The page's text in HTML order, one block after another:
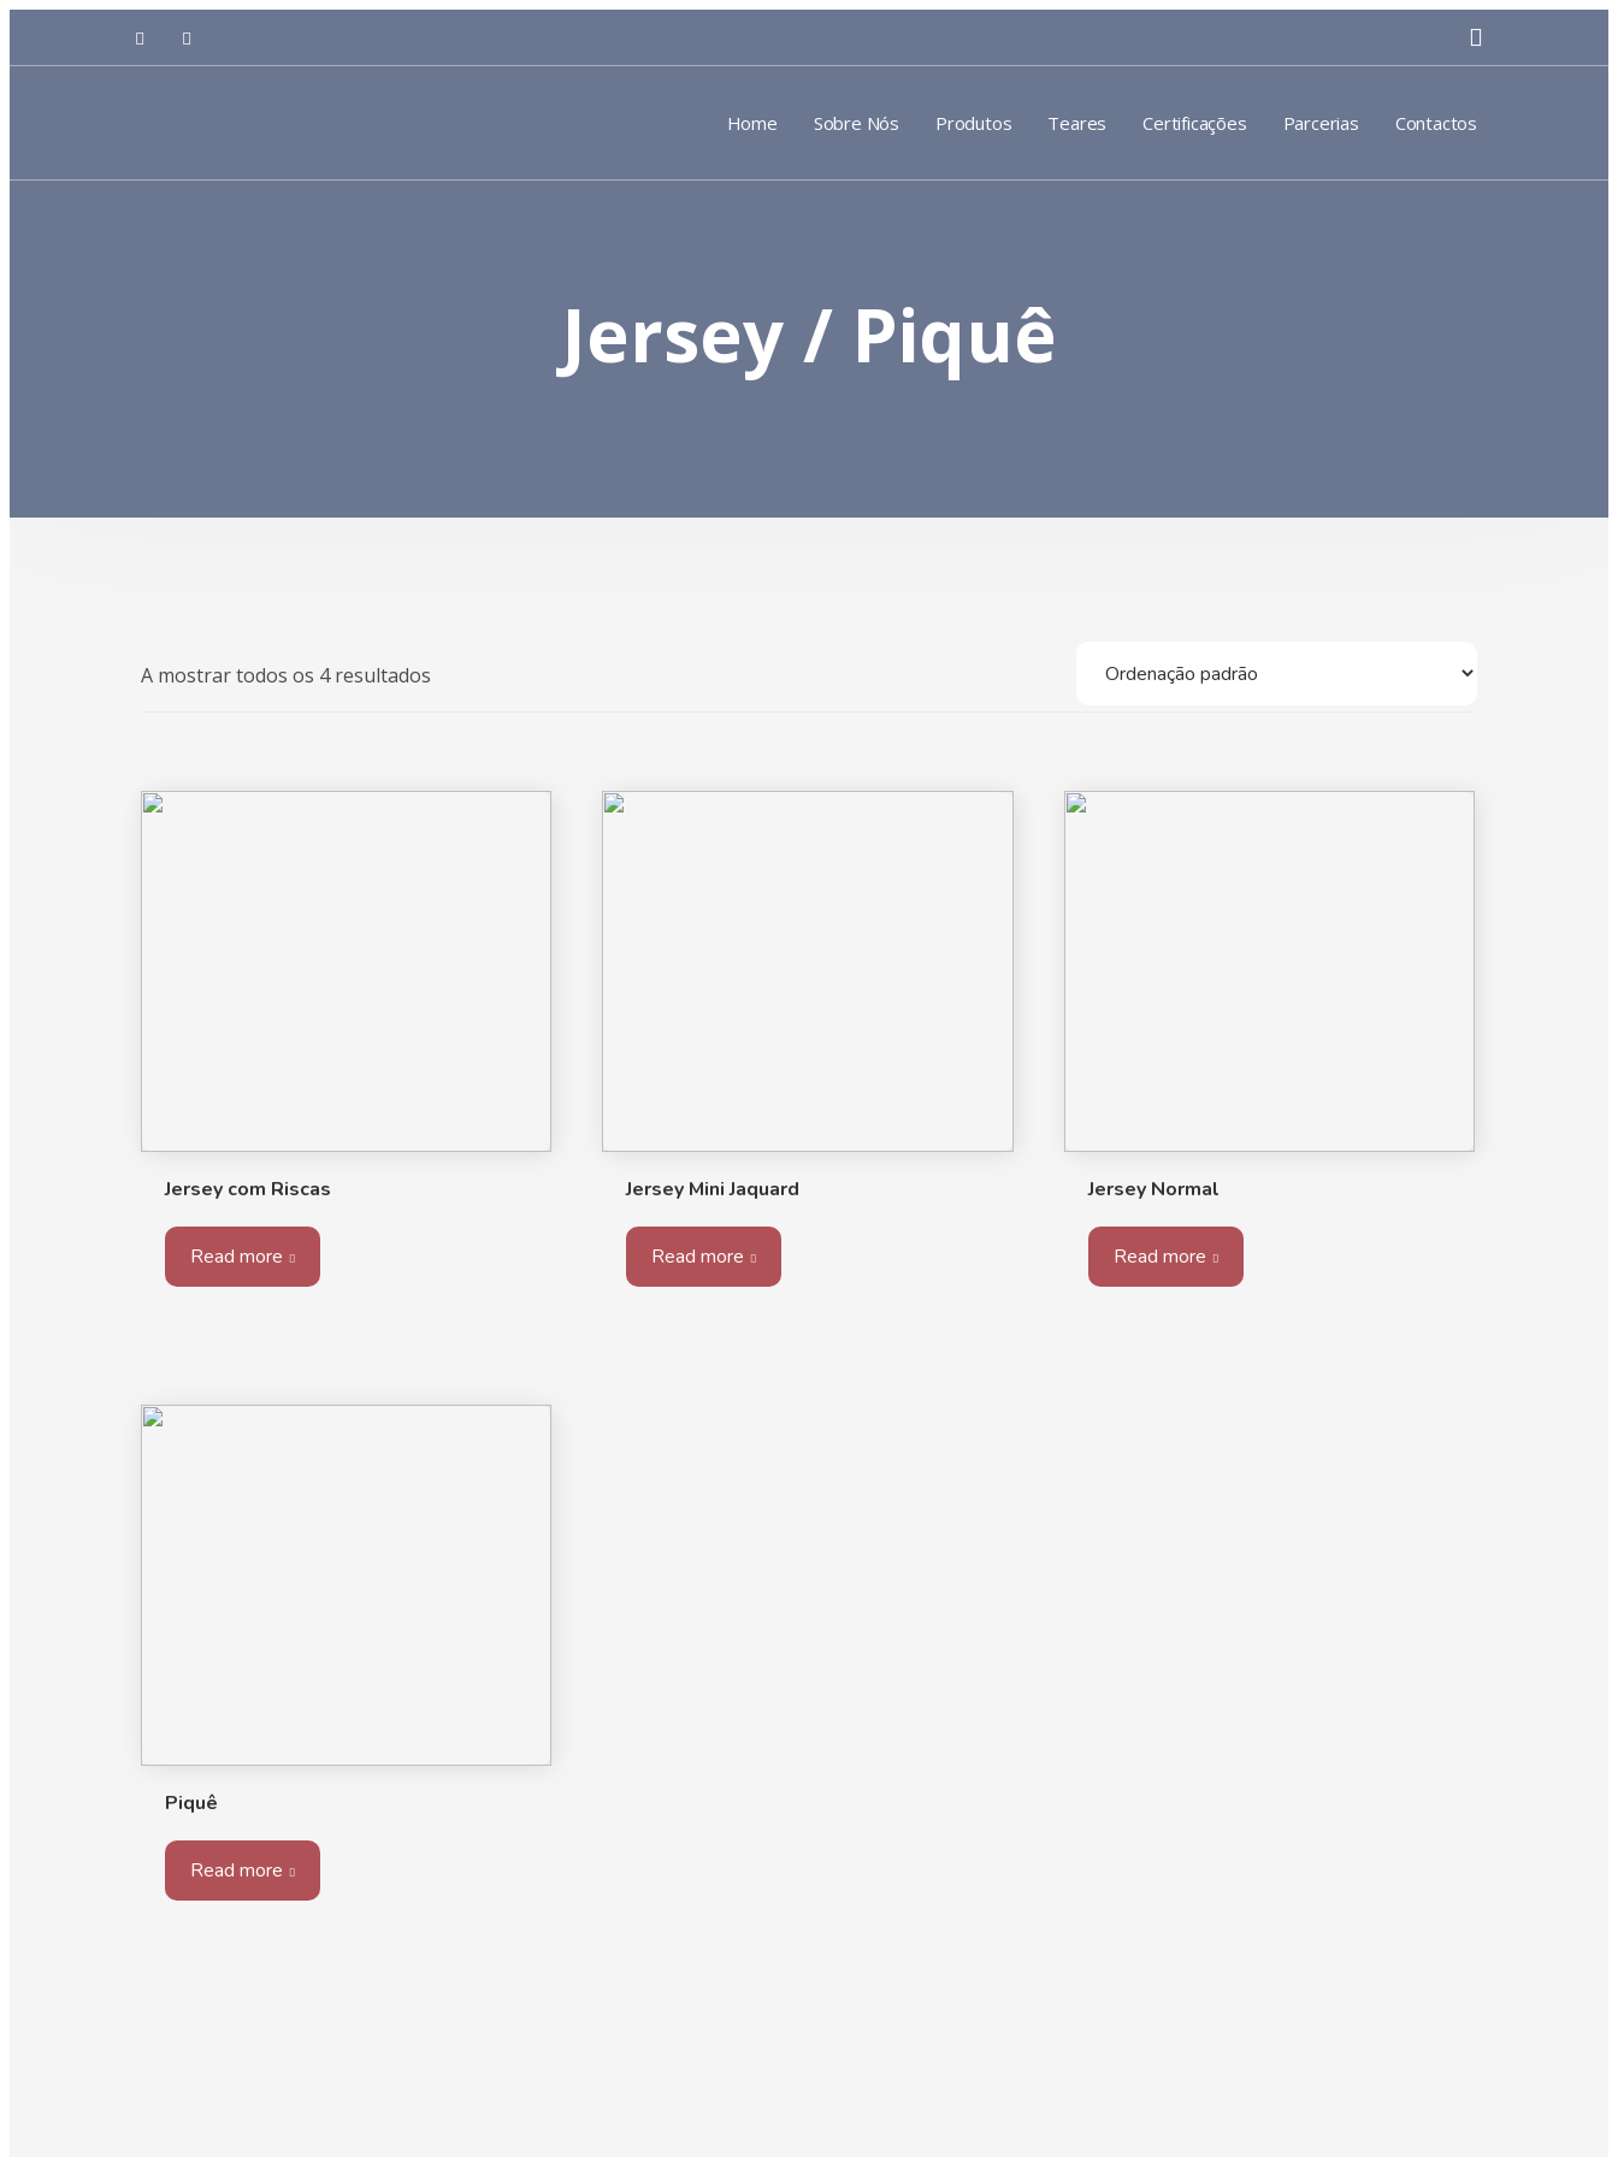
Home Sobre Nós Produtos Teares Certificações Parcerias Contactos
Jersey / Piquê
A mostrar todos os 4 resultados
Jersey com Riscas
Read more
Jersey Mini Jaquard
Read more
Jersey Normal
Read more
Piquê
Read more